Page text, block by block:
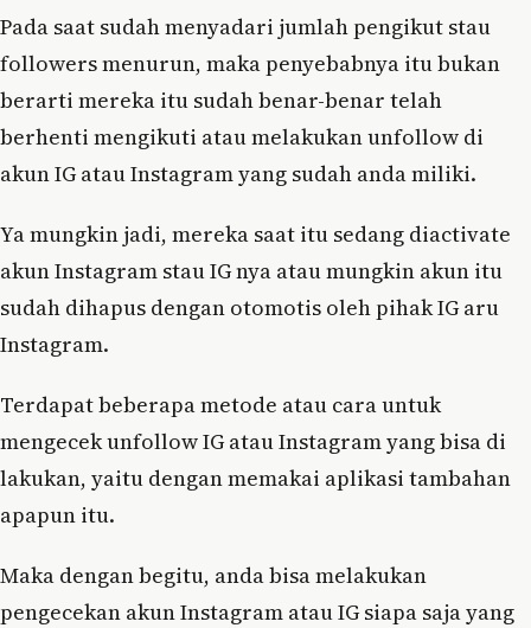
Pada saat sudah menyadari jumlah pengikut stau
followers menurun, maka penyebabnya itu bukan
berarti mereka itu sudah benar-benar telah
berhenti mengikuti atau melakukan unfollow di
akun IG atau Instagram yang sudah anda miliki.
Ya mungkin jadi, mereka saat itu sedang diactivate
akun Instagram stau IG nya atau mungkin akun itu
sudah dihapus dengan otomotis oleh pihak IG aru
Instagram.
Terdapat beberapa metode atau cara untuk
mengecek unfollow IG atau Instagram yang bisa di
lakukan, yaitu dengan memakai aplikasi tambahan
apapun itu.
Maka dengan begitu, anda bisa melakukan
pengecekan akun Instagram atau IG siapa saja yang